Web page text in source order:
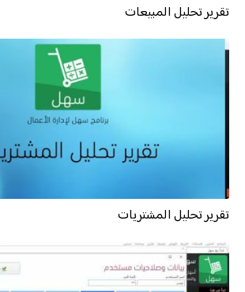
تقرير تحليل المبيعات
تقرير تحليل المشتريات